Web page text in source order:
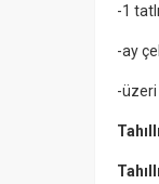
-1
-ay
-